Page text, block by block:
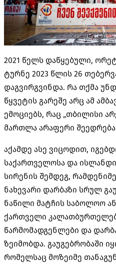
2021 წელს დაწყებული,
ტურნე 2023 წლის 26
დაგვირგვინდა. რა თქმა
წყვეტის გარეშე არც ამ
ემოციებს, რაც „თბილისი
მართლა არაფერი შეედრება
აქამდე ასე ვიცოდით,
საქართველოსა და
სირენის შემდეგ,
ნახევარი დარბაზი სრულ
ნაწილი მატჩის საბოლოო
ქართველი
წარმომადგენლები და
ზეიმობდა. გაუგებრობაში
რომელსაც მოზეიმე